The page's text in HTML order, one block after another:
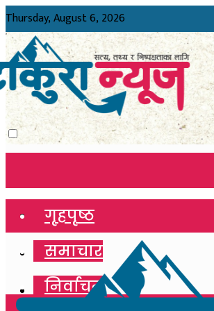
Thursday, August 6, 2026
गृहपृष्ठ
समाचार
निर्वाचन
गृहपृष्ठ
समाचार
निर्वाचन